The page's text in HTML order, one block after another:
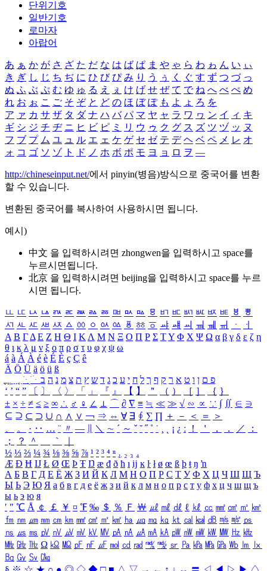
단위기호
일반기호
로마자
아랍어
あ ぁ か が さ ざ た だ な は ば ぱ ま や ゃ ら わ ゎ ん い ぃ
き ぎ し じ ち ぢ に ひ び ぴ み り う ぅ く ぐ す ず つ づ っ
ぬ ふ ぶ ぷ む ゆ ゅ る え ぇ け げ せ ぜ て で ね へ べ ぺ め
れ お ぉ こ ご そ ぞ と ど の ほ ぼ ぽ も よ ょ ろ を
ア ァ カ サ ザ タ ダ ナ ハ バ パ マ ヤ ャ ラ ワ ヮ ン イ ィ キ
ギ シ ジ チ ヂ ニ ヒ ビ ピ ミ リ ウ ゥ ク グ ス ズ ツ ヅ ッ ヌ
フ ブ プ ム ユ ュ ル エ ェ ケ ゲ セ ゼ テ デ ヘ ベ ペ メ レ オ
ォ コ ゴ ソ ゾ ト ド ノ ホ ボ ポ モ ヨ ョ ロ ヲ ―
http://chineseinput.net/에서 pinyin(병음)방식으로 중국어를 변환
할 수 있습니다.
변환된 중국어를 복사하여 사용하시면 됩니다.
예시)
中文 을 입력하시려면 zhongwen을 입력하시고 space를
누르시면됩니다.
北京 을 입력하시려면 beijing을 입력하시고 space를 누르
시면 됩니다.
ㅥ ㅦ ㅧ ㅨ ㅩ ㅪ ㅫ ㅬ ㅭ ㅮ ㅯ ㅰ ㅱ ㅲ ㅳ ㅴ ㅵ ㅶ ㅷ ㅸ
ㅹ
ㅺ ㅻ ㅼ ㅽ ㅾ ㅿ ㆀ ㆁ ㆂ ㆃ ㆄ ㆅ ㆆ ㆇ ㆈ ㆉ ㆊ ㆋ ㆌ ㆍ
ㆎ
Α Β ΓΔ Ε Ζ Η Θ Ι ΚΛ Μ Ν Ξ Ο Π Ρ Σ ΤΥ Φ Χ Ψ Ω α β γ δ ε ζ η
θ ι κ λ μ ν ξ ο π ρ σ τ υ φ χ ψ ω
á à Á À é è É È ç Ç ê
Ä Ö Ü ä ö ü ß
ִֶֹ ֻּ ׁׂ פ ם ן ו ט א ר ק ף ך ל ח י ע כ ג ד ש ץ ת צ מ נ ה ב
‘ ’ “ ” 〔 〕 〈 〉 「 」 『 』 【 】 ＂ （ ） ［ ］ ｛ ｝
± × ÷ ≠ ≤ ≥ ∞ ∴ ♂ ♀ ∠ ⊥ ⌒ ∂ ∇ ≡ ≒ ≪ ≫ √ ∽ ∝ ∵ ∫ ∬ ∈ ∋
⊆ ⊇ ⊂ ⊃ ∪ ∩ ∧ ∨ ￢ ⇒ ⇔ ∀ ∃ ∮ ∑ ∏ ＋ － ＜ ＝
＞
、
。 · ‥ … ¨ 〃 ― ＼ ∼ ´ ～ ˇ ˘ ˝ ˚ ˙ ¸ ¡ ¿ ː ！ ＇ ， ． ／
：
；
？ ＾ ｀
½ ⅓ ⅔ ¼ ¾ ⅛ ⅜ ⅝ ⅞ ¹ ² ³ ⁴ ⁿ ₁ ₂ ₃ ₄
Æ Ð Ħ Ĳ Ł Ø Œ Þ Ŧ Ŋ æ đ ð ħ ı ĳ ĸ ŀ ł ø œ ß þ ŧ ŋ ŉ
А Б В Г Д Е Ё Ж З И Й К Л М Н О П Р С Т У Ф Х Ц Ч Ш Щ Ъ
Ы Ь Э Ю Я а б в г д е ё ж з и й к л м н о п р с т у ф х ц ч ш щ ъ
ы ь э ю я
′ ″ ℃ Å ￠ ￡ ￥ ¤ ℉ ‰ ＄ ％ Ｆ ￦ ㎕ ㎖ ㎗ ℓ ㎘ ㏄ ㎣ ㎤ ㎥ ㎦
㎙ ㎚ ㎛ ㎜ ㎝ ㎞ ㎟ ㎠ ㎡ ㎢ ㏊ ㎍ ㎎ ㎏ ㏏ ㎈ ㎉ ㏈ ㎧ ㎨ ㎰
㎱ ㎲ ㎳ ㎴ ㎵ ㎶ ㎷ ㎸ ㎹ ㎀ ㎁ ㎂ ㎃ ㎄ ㎺ ㎻ ㎽ ㎾ ㎿ ㎐ ㎑
㎒ ㎓ ㎔ Ω ㏀ ㏁ ㎊ ㎋ ㎌ ㏖ ㏅ ㎭ ㎮ ㎯ ㏛ ㎩ ㎪ ㎫ ㎬ ㏝ ㏐
㏓
㏃ ㏉ ㏜ ㏆